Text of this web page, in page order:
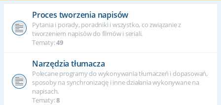
Proces tworzenia napisów
Pytania i porady, poradniki i wszystko, co związanie z
tworzeniem napisów do filmów i seriali.
Tematy:49
Narzędzia tłumacza
Polecane programy do wykonywania tłumaczeń i dopasowań,
sposoby na synchronizację i inne działania wykonywane na
napisach.
Tematy:8